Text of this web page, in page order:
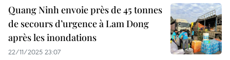
Quang Ninh envoie près de 45 tonnes
de secours d’urgence à Lam Dong
après les inondations
22/11/2025 23:07